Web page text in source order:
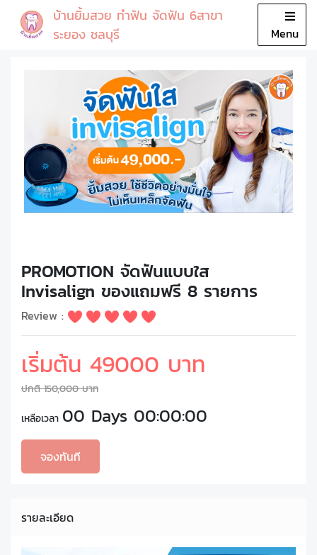
บ้านยิ้มสวย ทำฟัน จัดฟัน 6สาขา
ระยอง ชลบุรี
Menu
Close
โปรโมชั่น
บริการ
แพทย์
รีวิว
เกี่ยวกับเรา
PROMOTION จัดฟันแบบใส
Invisalign ของแถมฟรี 8 รายการ
Review :
เริ่มต้น 49000 บาท
ปกติ 150,000 บาท
เหลือเวลา 00 Days 00:00:00
จองทันที
รายละเอียด